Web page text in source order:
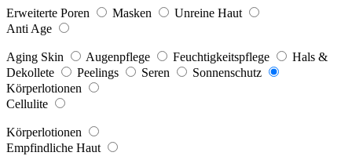
Erweiterte Poren Masken
Unreine Haut
Anti Age
Aging Skin Augenpflege Feuchtigkeitspflege
Hals &
Dekollete
Peelings Seren
Sonnenschutz
Körperlotionen
Cellulite
Körperlotionen
Empfindliche Haut